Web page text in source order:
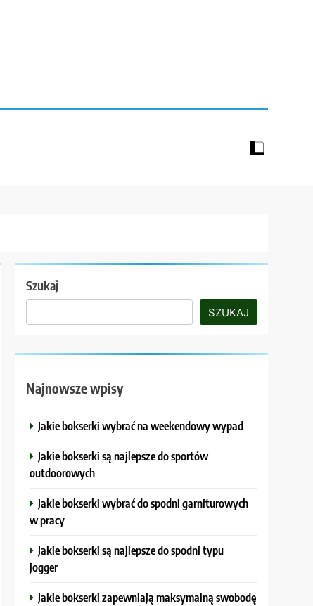
Szukaj
SZUKAJ
Najnowsze wpisy
Jakie bokserki wybrać na weekendowy wypad
Jakie bokserki są najlepsze do sportów
outdoorowych
Jakie bokserki wybrać do spodni garniturowych
w pracy
Jakie bokserki są najlepsze do spodni typu
jogger
Jakie bokserki zapewniają maksymalną swobodę